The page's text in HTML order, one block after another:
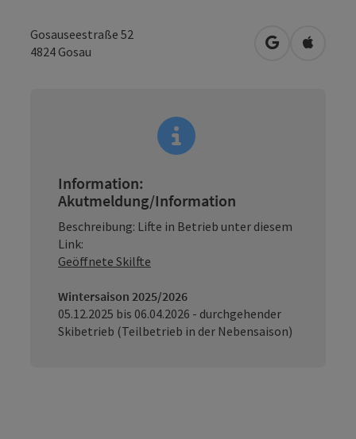
Gosauseestraße 52
4824 Gosau in Google
in
Information:
Akutmeldung/Information
Beschreibung: Lifte in Betrieb unter diesem
Link:
Geöffnete Skilfte
Wintersaison 2025/2026
05.12.2025 bis 06.04.2026 - durchgehender
Skibetrieb (Teilbetrieb in der Nebensaison)